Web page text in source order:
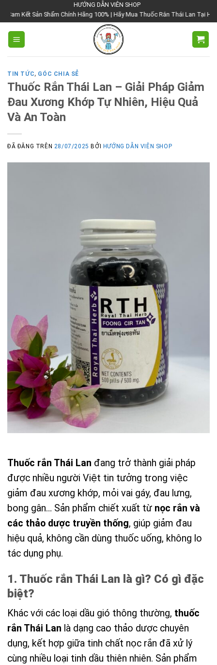
đến
nội
dung
HƯỚNG DẪN VIÊN SHOP
Sản Shẩm Chính Hãng 100% | Hãy Mua Thuốc Rắn Thái Lan Tại Hướng
TIN TỨC, GÓC CHIA SẺ
Thuốc Rắn Thái Lan – Giải Pháp Giảm
Đau Xương Khớp Tự Nhiên, Hiệu Quả
Và An Toàn
ĐÃ ĐĂNG TRÊN 28/07/2025 BỞI HƯỚNG DẪN VIÊN SHOP
Thuốc rắn Thái Lan đang trở thành giải pháp
được nhiều người Việt tin tưởng trong việc
giảm đau xương khớp, mỏi vai gáy, đau lưng,
bong gân… Sản phẩm chiết xuất từ nọc rắn và
các thảo dược truyền thống, giúp giảm đau
hiệu quả, không cần dùng thuốc uống, không lo
tác dụng phụ.
1. Thuốc rắn Thái Lan là gì? Có gì đặc
biệt?
Khác với các loại dầu gió thông thường, thuốc
rắn Thái Lan là dạng cao thảo dược chuyên
dụng, kết hợp giữa tinh chất nọc rắn đã xử lý
cùng nhiều loại tinh dầu thiên nhiên. Sản phẩm